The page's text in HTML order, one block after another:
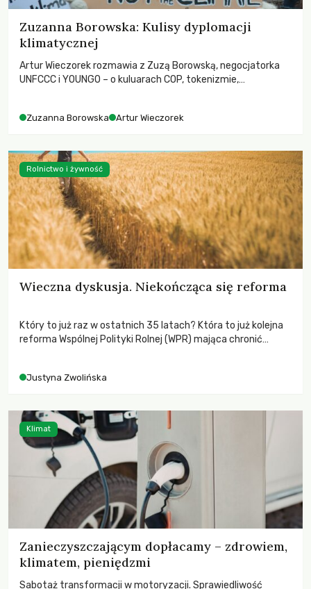
Zuzanna Borowska: Kulisy dyplomacji
klimatycznej
Artur Wieczorek rozmawia z Zuzą Borowską, negocjatorka
UNFCCC i YOUNGO – o kuluarach COP, tokenizmie,
Zuzanna Borowska Artur Wieczorek
Wieczna dyskusja. Niekończąca się reforma
Który to już raz w ostatnich 35 latach? Która to już kolejna
reforma Wspólnej Polityki Rolnej (WPR) mająca chronić
Justyna Zwolińska
Rolnictwo i żywność
Zanieczyszczającym dopłacamy – zdrowiem,
klimatem, pieniędzmi
Sabotaż transformacji w motoryzacji. Sprawiedliwość
Klimat